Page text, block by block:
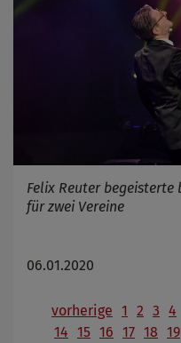
Felix Reuter
für zwei Vereine
06.01.2020
vorherige 1 2 3 4
14 15 16 17 18 19